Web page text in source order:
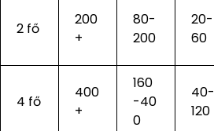
2 fő
200
+
80-
200
20-
60
4 fő
400
+
160
-40
0
40-
120